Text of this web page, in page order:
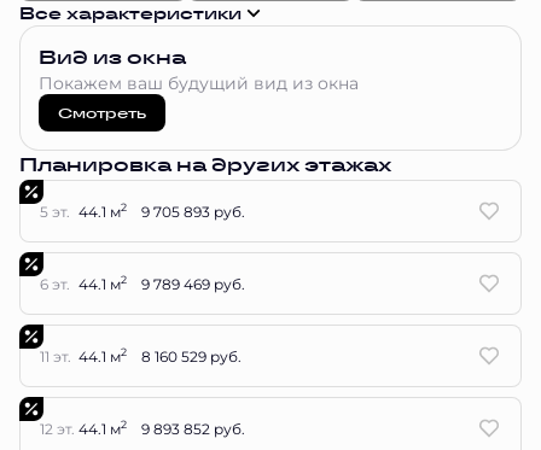
Все характеристики
Вид из окна
Покажем ваш будущий вид из окна
Смотреть
Планировка на других этажах
5 эт. 44.1 м2 9 705 893 руб.
6 эт. 44.1 м2 9 789 469 руб.
11 эт. 44.1 м2 8 160 529 руб.
12 эт. 44.1 м2 9 893 852 руб.